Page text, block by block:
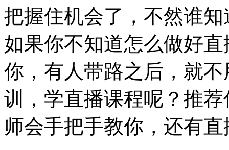
把握住机会了，不然谁
如果你不知道怎么做好
你，有人带路之后，就
训，学直播课程呢？推荐
师会手把手教你，还有